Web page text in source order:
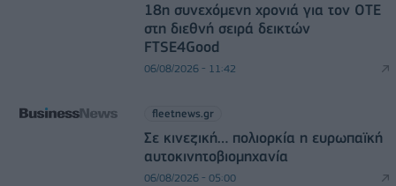
18η συνεχόμενη χρονιά για τον ΟΤΕ
στη διεθνή σειρά δεικτών
FTSE4Good
06/08/2026 - 11:42
fleetnews.gr
Σε κινεζική… πολιορκία η ευρωπαϊκή
αυτοκινητοβιομηχανία
06/08/2026 - 05:00